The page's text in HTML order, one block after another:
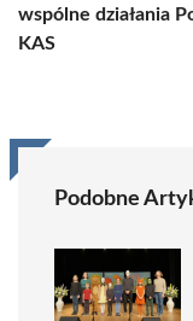
wspólne działania
KAS
Podobne